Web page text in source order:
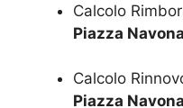
Calcolo
Piazza
Calcolo
Piazza